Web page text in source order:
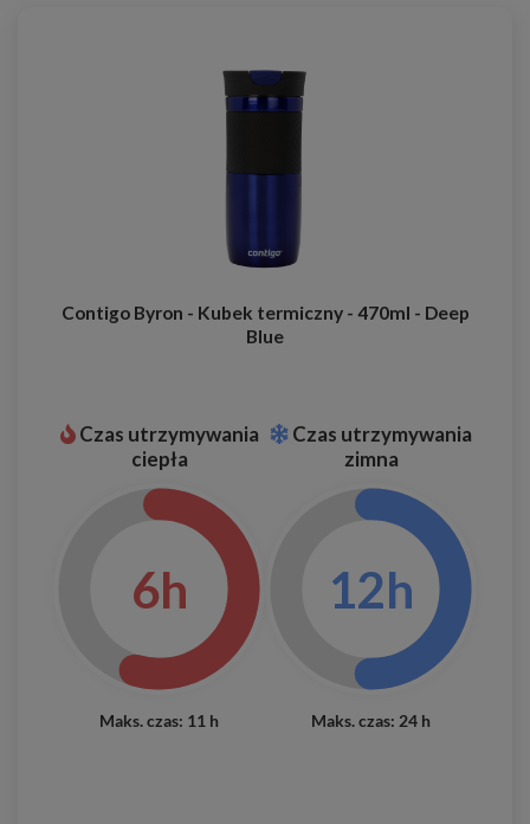
Contigo Byron - Kubek termiczny - 470ml - Deep
Blue
Czas utrzymywania
ciepła
6h
Maks. czas: 11 h
Czas utrzymywania
zimna
12h
Maks. czas: 24 h